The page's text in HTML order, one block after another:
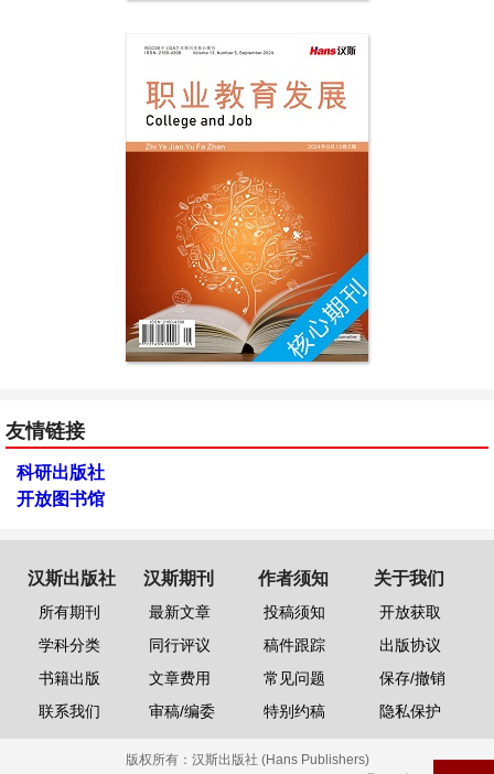
友情链接
科研出版社
开放图书馆
汉斯出版社
所有期刊
学科分类
书籍出版
联系我们
汉斯期刊
最新文章
同行评议
文章费用
审稿/编委
作者须知
投稿须知
稿件跟踪
常见问题
特别约稿
关于我们
开放获取
出版协议
保存/撤销
隐私保护
版权所有： 汉斯出版社 (Hans Publishers)